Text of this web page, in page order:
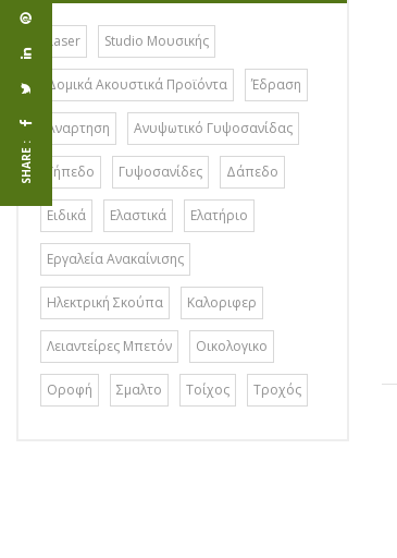
Laser Studio Μουσικής
Δομικά Ακουστικά Προϊόντα Έδραση
Αναρτηση Ανυψωτικό Γυψοσανίδας
Γήπεδο Γυψοσανίδες Δάπεδο
Ειδικά Ελαστικά Ελατήριο
Εργαλεία Ανακαίνισης
Ηλεκτρική Σκούπα Καλοριφερ
Λειαντείρες Μπετόν Οικολογικο
Οροφή Σμαλτο Τοίχος Τροχός
SHARE :